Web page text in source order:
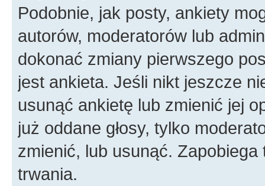
Podobnie, jak posty, ankiety
autorów, moderatorów lub
dokonać zmiany pierwszego
jest ankieta. Jeśli nikt jeszcze
usunąć ankietę lub zmienić jej
już oddane głosy, tylko
zmienić, lub usunąć.
trwania.